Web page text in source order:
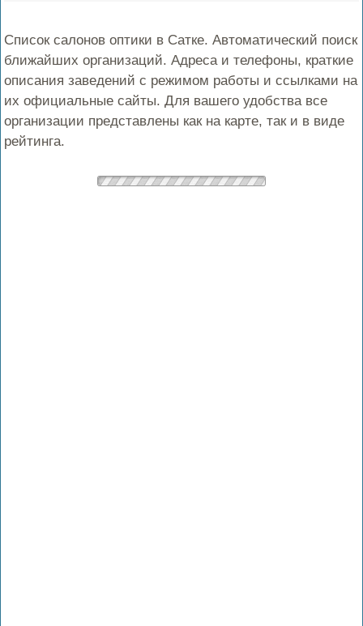
Список салонов оптики в Сатке. Автоматический поиск
ближайших организаций. Адреса и телефоны, краткие
описания заведений с режимом работы и ссылками на
их официальные сайты. Для вашего удобства все
организации представлены как на карте, так и в виде
рейтинга.